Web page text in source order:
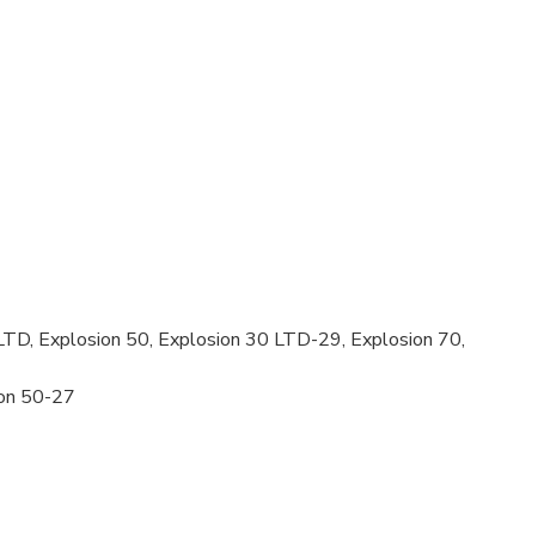
Explosion 50, Explosion 30 LTD-29, Explosion 70,
50-27